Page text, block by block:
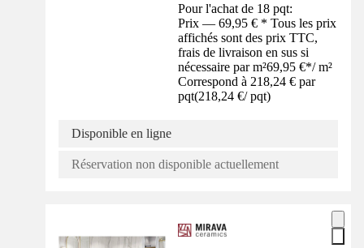
Pour l'achat de 18 pqt:
Prix — 69,95 € * Tous les prix
affichés sont des prix TTC,
frais de livraison en sus si
nécessaire par m²69,95 €*/ m²
Correspond à 218,24 € par
pqt(218,24 €/ pqt)
Disponible en ligne
Réservation non disponible actuellement